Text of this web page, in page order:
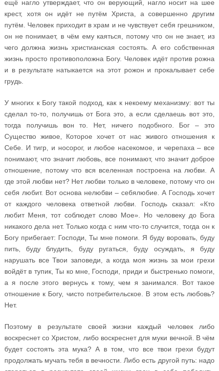
ещё нагло утверждает, что он верующий, нагло носит на шее
крест, хотя он идёт не путём Христа, а совершенно другим
путём. Человек приходит в храм и не чувствует себя грешником,
он не понимает, в чём ему каяться, потому что он не знает, из
чего должна жизнь христианская состоять. А его собственная
жизнь просто противоположна Богу. Человек идёт против рожна
и в результате натыкается на этот рожон и прокалывает себе
грудь.
У многих к Богу такой подход, как к некоему механизму: вот ты
сделал то-то, получишь от Бога это, а если сделаешь вот это,
тогда получишь вон то. Нет, ничего подобного. Бог – это
Существо живое, Которое хочет от нас живого отношения к
Себе. И тигр, и носорог, и любое насекомое, и черепаха – все
понимают, что значит любовь, все понимают, что значит доброе
отношение, потому что вся вселенная построена на любви. А
где этой любви нет? Нет любви только в человеке, потому что он
себя любит. Вот основа нелюбви – себялюбие. А Господь хочет
от каждого человека ответной любви. Господь сказал: «Кто
любит Меня, тот соблюдет слово Мое». Но человеку до Бога
никакого дела нет. Только когда с ним что-то случится, тогда он к
Богу прибегает: Господи, Ты мне помоги. Я буду воровать, буду
пить, буду блудить, буду ругаться, буду осуждать, я буду
нарушать все Твои заповеди, а когда моя жизнь за мои грехи
войдёт в тупик, Ты ко мне, Господи, приди и быстренько помоги,
а я после этого вернусь к тому, чем я занимался. Вот такое
отношение к Богу, чисто потребительское. В этом есть любовь?
Нет.
Поэтому в результате своей жизни каждый человек либо
воскреснет со Христом, либо воскреснет для муки вечной. В чём
будет состоять эта мука? А в том, что все твои грехи будут
продолжать мучать тебя в вечности. Либо есть другой путь: надо